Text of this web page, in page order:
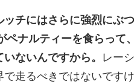
ッチにはさらに強烈にぶ
ペナルティーを食らって
ないんですから。
レー
走るべきではないです